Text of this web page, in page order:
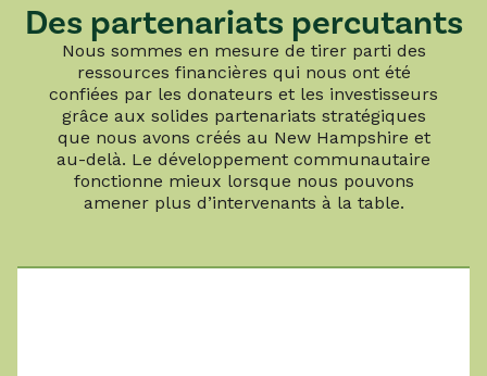
Des partenariats percutants
Nous sommes en mesure de tirer parti des
ressources financières qui nous ont été
confiées par les donateurs et les investisseurs
grâce aux solides partenariats stratégiques
que nous avons créés au New Hampshire et
au-delà. Le développement communautaire
fonctionne mieux lorsque nous pouvons
amener plus d’intervenants à la table.